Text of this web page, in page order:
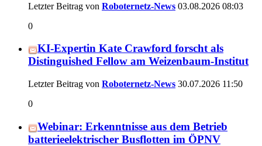
Letzter Beitrag von Roboternetz-News 03.08.2026 08:03
0
KI-Expertin Kate Crawford forscht als
Distinguished Fellow am Weizenbaum-Institut
Letzter Beitrag von Roboternetz-News 30.07.2026 11:50
0
Webinar: Erkenntnisse aus dem Betrieb
batterieelektrischer Busflotten im ÖPNV